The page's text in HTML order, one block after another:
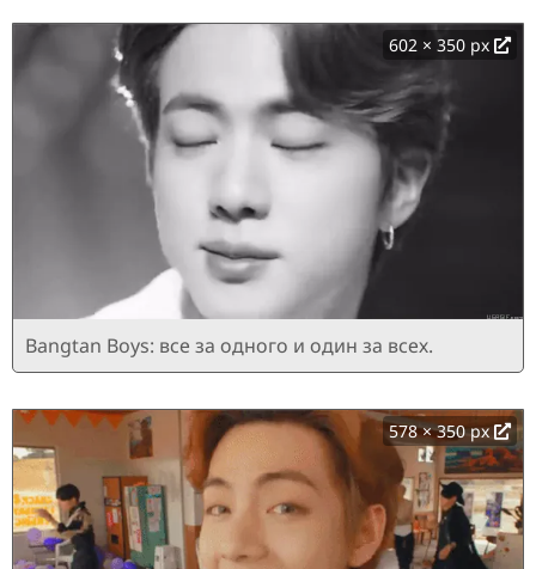
602 × 350 px
Bangtan Boys: все за одного и один за всех.
578 × 350 px